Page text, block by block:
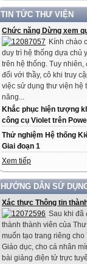
TIN TỨC THƯ VIỆN
Chức năng Dừng xem
Kính chào
duy trì hệ thống dựa chủ
trên hệ thống. Tuy
đối với thầy, cô khi truy
việc sử dụng thư viện hệ
năng...
Khắc phục hiện tượng
công cụ Violet trên
Thử nghiệm Hệ thống
Giai đoạn 1
Xem tiếp
HƯỚNG DẪN SỬ
Xác thực Thông tin
Sau khi đã
thành thành viên của
muốn tạo trang riêng
Giáo dục, cho cá nhân
bài giảng điện tử trực